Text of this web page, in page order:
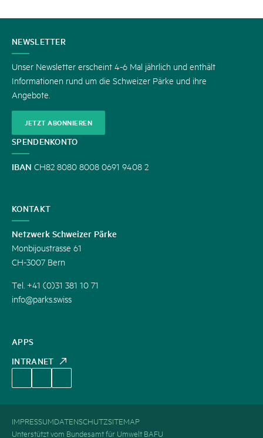
KONTAKT
APPS
INTRANET
NEWSLETTER
Unser Newsletter erscheint 4-6 Mal jährlich und enthält
Informationen rund um die Schweizer Pärke und ihre
Angebote.
JETZT ABONNIEREN
SPENDENKONTO
IBAN CH82 8080 8008 0691 9408 2
KONTAKT
Netzwerk Schweizer Pärke
Monbijoustrasse 61
CH-3007 Bern
Tel. +41 (0)31 381 10 71
info@parks.swiss
IMPRESSUMDATENSCHUTZSITEMAP
Unterstützt vom Bundesamt für Umwelt BAFU